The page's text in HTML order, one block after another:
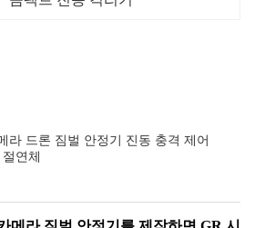
라 드론 짐벌 안정기 진동 충격 제어
연체